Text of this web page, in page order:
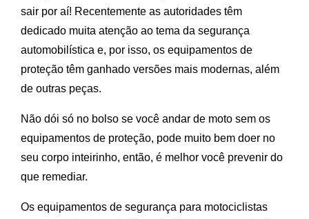
sair por aí! Recentemente as autoridades têm
dedicado muita atenção ao tema da segurança
automobilística e, por isso, os equipamentos de
proteção têm ganhado versões mais modernas, além
de outras peças.
Não dói só no bolso se você andar de moto sem os
equipamentos de proteção, pode muito bem doer no
seu corpo inteirinho, então, é melhor você prevenir do
que remediar.
Os equipamentos de segurança para motociclistas